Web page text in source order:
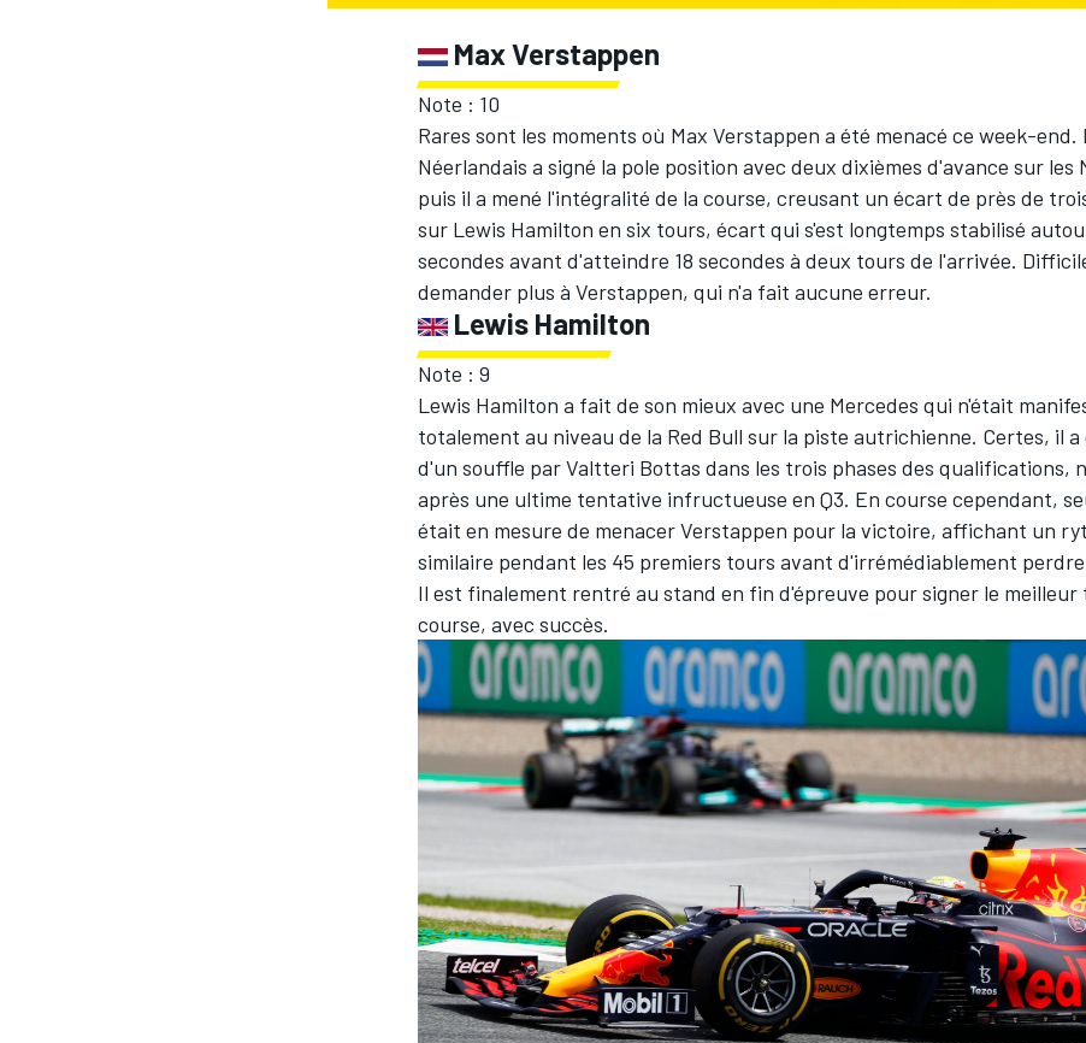
Max Verstappen
Note : 10
Rares sont les moments où Max Verstappen a été menacé ce week-end.
Néerlandais a signé la pole position avec deux dixièmes d'avance sur les
puis il a mené l'intégralité de la course, creusant un écart de près de
sur Lewis Hamilton en six tours, écart qui s'est longtemps stabilisé
secondes avant d'atteindre 18 secondes à deux tours de l'arrivée.
demander plus à Verstappen, qui n'a fait aucune erreur.
Lewis Hamilton
Note : 9
Lewis Hamilton a fait de son mieux avec une Mercedes qui n'était
totalement au niveau de la Red Bull sur la piste autrichienne. Certes, il a
d'un souffle par Valtteri Bottas dans les trois phases des qualifications,
après une ultime tentative infructueuse en Q3. En course cependant,
était en mesure de menacer Verstappen pour la victoire, affichant un
similaire pendant les 45 premiers tours avant d'irrémédiablement
Il est finalement rentré au stand en fin d'épreuve pour signer le meilleur
course, avec succès.